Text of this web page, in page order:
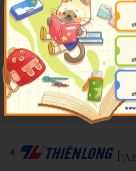
Giấy Thủ Công Màu Có Keo 7 Tờ/
Giấy màu thủ công cho các bé
khả năng sáng tạo và khéo tay
lớp.
Đánh giá sản phẩm